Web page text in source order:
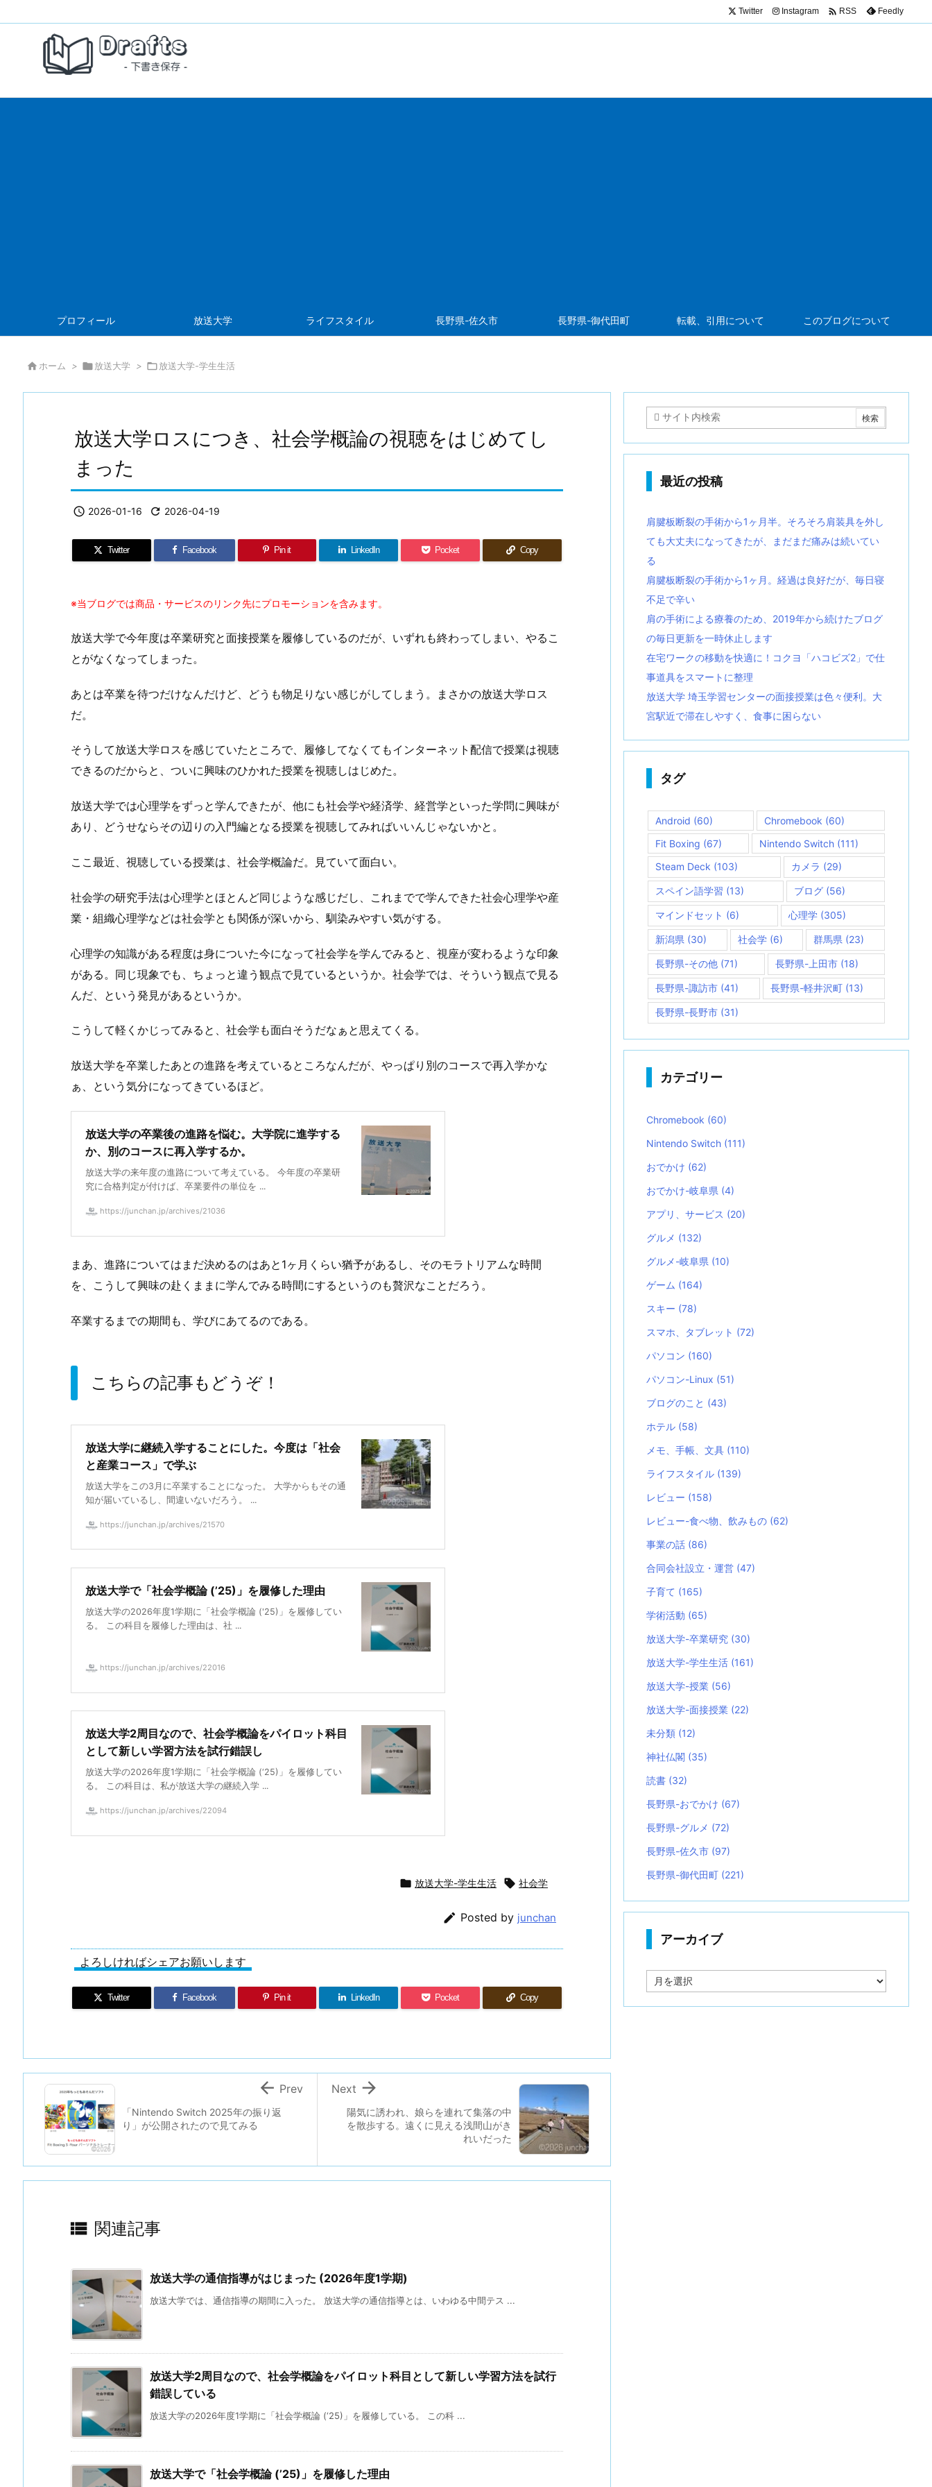
プロフィール 放送大学 ライフスタイル 長野県-佐久市 長野県-御代田町 転載、引用について このブログについて
Twitter Instagram  RSS Feedly
 ホーム > 放送大学 > 放送大学-学生生活
放送大学ロスにつき、社会学概論の視聴をはじめてし
まった
 2026-01-16  2026-04-19
Twitter Facebook Pin it LinkedIn Pocket Copy
※当ブログでは商品・サービスのリンク先にプロモーションを含みます。
放送大学で今年度は卒業研究と面接授業を履修しているのだが、いずれも終わってしまい、やるこ
とがなくなってしまった。
あとは卒業を待つだけなんだけど、どうも物足りない感じがしてしまう。まさかの放送大学ロス
だ。
そうして放送大学ロスを感じていたところで、履修してなくてもインターネット配信で授業は視聴
できるのだからと、ついに興味のひかれた授業を視聴しはじめた。
放送大学では心理学をずっと学んできたが、他にも社会学や経済学、経営学といった学問に興味が
あり、どうせならその辺りの入門編となる授業を視聴してみればいいんじゃないかと。
ここ最近、視聴している授業は、社会学概論だ。見ていて面白い。
社会学の研究手法は心理学とほとんど同じような感じだし、これまでで学んできた社会心理学や産
業・組織心理学などは社会学とも関係が深いから、馴染みやすい気がする。
心理学の知識がある程度は身についた今になって社会学を学んでみると、視座が変わるような印象
がある。同じ現象でも、ちょっと違う観点で見ているというか。社会学では、そういう観点で見る
んだ、という発見があるというか。
こうして軽くかじってみると、社会学も面白そうだなぁと思えてくる。
放送大学を卒業したあとの進路を考えているところなんだが、やっぱり別のコースで再入学かな
ぁ、という気分になってきているほど。
放送大学の卒業後の進路を悩む。大学院に進学する
か、別のコースに再入学するか。
放送大学の来年度の進路について考えている。 今年度の卒業研
究に合格判定が付けば、卒業要件の単位を ...
https://junchan.jp/archives/21036
まあ、進路についてはまだ決めるのはあと1ヶ月くらい猶予があるし、そのモラトリアムな時間
を、こうして興味の赴くままに学んでみる時間にするというのも贅沢なことだろう。
卒業するまでの期間も、学びにあてるのである。
こちらの記事もどうぞ！
放送大学に継続入学することにした。今度は「社会
と産業コース」で学ぶ
放送大学をこの3月に卒業することになった。 大学からもその通
知が届いているし、間違いないだろう。 ...
https://junchan.jp/archives/21570
放送大学で「社会学概論 (’25)」を履修した理由
放送大学の2026年度1学期に「社会学概論 ('25)」を履修してい
る。 この科目を履修した理由は、社 ...
https://junchan.jp/archives/22016
放送大学2周目なので、社会学概論をパイロット科目
として新しい学習方法を試行錯誤し
放送大学の2026年度1学期に「社会学概論 (‘25)」を履修してい
る。 この科目は、私が放送大学の継続入学 ...
https://junchan.jp/archives/22094
 放送大学-学生生活  社会学
 Posted by junchan
よろしければシェアお願いします
Twitter Facebook Pin it LinkedIn Pocket Copy
陽気に誘われ、娘らを連れて集落の中
を散歩する。遠くに見える浅間山がき
れいだった

Next
「Nintendo Switch 2025年の振り返
り」が公開されたので見てみる
 Prev
 関連記事
放送大学の通信指導がはじまった (2026年度1学期)
放送大学では、通信指導の期間に入った。 放送大学の通信指導とは、いわゆる中間テス ...
放送大学2周目なので、社会学概論をパイロット科目として新しい学習方法を試行
錯誤している
放送大学の2026年度1学期に「社会学概論 (‘25)」を履修している。 この科 ...
放送大学で「社会学概論 (’25)」を履修した理由
最近の投稿
肩腱板断裂の手術から1ヶ月半。そろそろ肩装具を外し
ても大丈夫になってきたが、まだまだ痛みは続いてい
る
肩腱板断裂の手術から1ヶ月。経過は良好だが、毎日寝
不足で辛い
肩の手術による療養のため、2019年から続けたブログ
の毎日更新を一時休止します
在宅ワークの移動を快適に！コクヨ「ハコビズ2」で仕
事道具をスマートに整理
放送大学 埼玉学習センターの面接授業は色々便利。大
宮駅近で滞在しやすく、食事に困らない
タグ
Android (60) Chromebook (60)
Fit Boxing (67) Nintendo Switch(111)
Steam Deck (103) カメラ (29)
スペイン語学習 (13) ブログ (56)
マインドセット (6) 心理学 (305)
新潟県 (30) 社会学(6) 群馬県 (23)
長野県-その他 (71) 長野県-上田市(18)
長野県-諏訪市 (41) 長野県-軽井沢町 (13)
長野県-長野市 (31)
カテゴリー
Chromebook (60)
Nintendo Switch (111)
おでかけ (62)
おでかけ-岐阜県 (4)
アプリ、サービス (20)
グルメ (132)
グルメ-岐阜県 (10)
ゲーム (164)
スキー (78)
スマホ、タブレット (72)
パソコン (160)
パソコン-Linux (51)
ブログのこと (43)
ホテル (58)
メモ、手帳、文具 (110)
ライフスタイル (139)
レビュー (158)
レビュー-食べ物、飲みもの (62)
事業の話 (86)
合同会社設立・運営 (47)
子育て (165)
学術活動 (65)
放送大学-卒業研究 (30)
放送大学-学生生活 (161)
放送大学-授業 (56)
放送大学-面接授業 (22)
未分類 (12)
神社仏閣 (35)
読書 (32)
長野県-おでかけ (67)
長野県-グルメ (72)
長野県-佐久市 (97)
長野県-御代田町 (221)
アーカイブ
ー